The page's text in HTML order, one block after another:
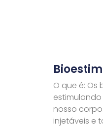
O que é:
nosso
injetáveis e